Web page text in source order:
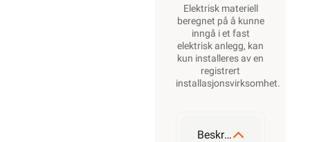
Elektrisk materiell
beregnet på å kunne
inngå i et fast
elektrisk anlegg, kan
kun installeres av en
registrert
installasjonsvirksomhet.
Beskrivelse